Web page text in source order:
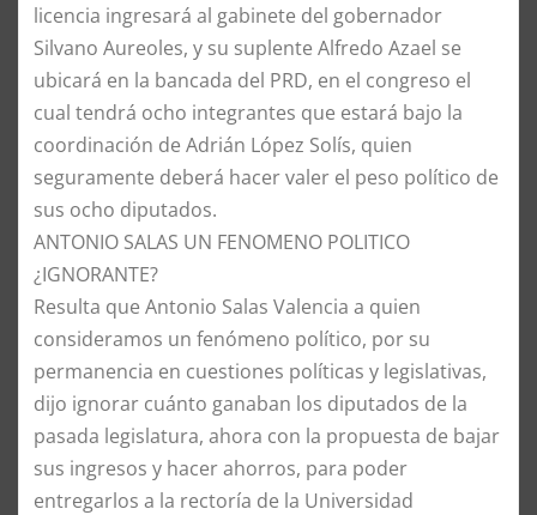
licencia ingresará al gabinete del gobernador
Silvano Aureoles, y su suplente Alfredo Azael se
ubicará en la bancada del PRD, en el congreso el
cual tendrá ocho integrantes que estará bajo la
coordinación de Adrián López Solís, quien
seguramente deberá hacer valer el peso político de
sus ocho diputados.
ANTONIO SALAS UN FENOMENO POLITICO
¿IGNORANTE?
Resulta que Antonio Salas Valencia a quien
consideramos un fenómeno político, por su
permanencia en cuestiones políticas y legislativas,
dijo ignorar cuánto ganaban los diputados de la
pasada legislatura, ahora con la propuesta de bajar
sus ingresos y hacer ahorros, para poder
entregarlos a la rectoría de la Universidad